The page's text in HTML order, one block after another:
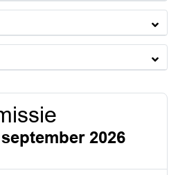
2026